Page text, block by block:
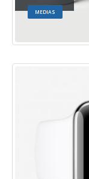
MEDIAS